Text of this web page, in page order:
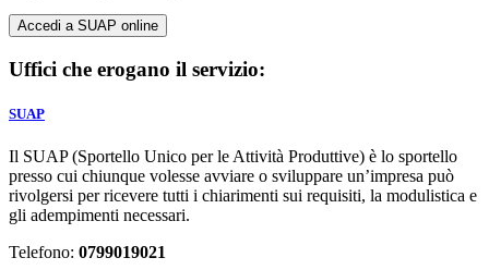
Accedi a SUAP online
Uffici che erogano il servizio:
SUAP
Il SUAP (Sportello Unico per le Attività Produttive) è lo sportello
presso cui chiunque volesse avviare o sviluppare un’impresa può
rivolgersi per ricevere tutti i chiarimenti sui requisiti, la modulistica e
gli adempimenti necessari.
Telefono: 0799019021